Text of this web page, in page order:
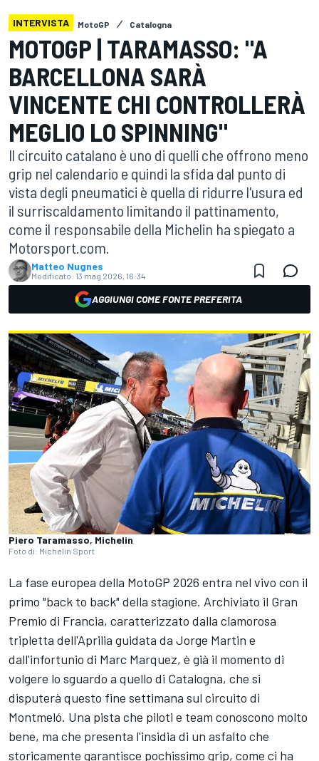
INTERVISTA MotoGP Catalogna
MOTOGP | TARAMASSO: "A
BARCELLONA SARÀ
VINCENTE CHI CONTROLLERÀ
MEGLIO LO SPINNING"
Il circuito catalano è uno di quelli che offrono meno
grip nel calendario e quindi la sfida dal punto di
vista degli pneumatici è quella di ridurre l'usura ed
il surriscaldamento limitando il pattinamento,
come il responsabile della Michelin ha spiegato a
Motorsport.com.
Matteo Nugnes
Modificato: 13 mag 2026, 16:34
AGGIUNGI COME FONTE PREFERITA
Piero Taramasso, Michelin
Foto di: Michelin Sport
La fase europea della MotoGP 2026 entra nel vivo con il
primo "back to back" della stagione. Archiviato il Gran
Premio di Francia, caratterizzato dalla clamorosa
tripletta dell'Aprilia guidata da Jorge Martin e
dall'infortunio di Marc Marquez, è già il momento di
volgere lo sguardo a quello di Catalogna, che si
disputerà questo fine settimana sul circuito di
Montmeló. Una pista che piloti e team conoscono molto
bene, ma che presenta l'insidia di un asfalto che
storicamente garantisce pochissimo grip, come ci ha